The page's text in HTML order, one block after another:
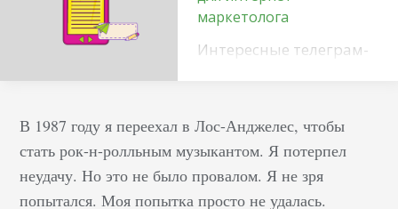
маркетолога
Интересные телеграм-
популярности
рассылки воскресли из
пепла, как птица
феникс. Причиной
В 1987 году я переехал в Лос-Анджелес, чтобы
стать рок-н-ролльным музыкантом. Я потерпел
неудачу. Но это не было провалом. Я не зря
попытался. Моя попытка просто не удалась.